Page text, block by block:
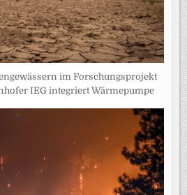
im Forschungsprojekt
IEG integriert Wärmepumpe